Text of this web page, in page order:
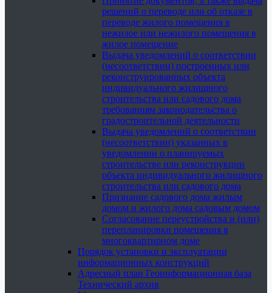
решений о переводе или об отказе в
переводе жилого помещения в
нежилое или нежилого помещения в
жилое помещение
Выдача уведомлений о соответствии
(несоответствии) построенных или
реконструированных объекта
индивидуального жилищного
строительства или садового дома
требованиям законодательства о
градостроительной деятельности
Выдача уведомлений о соответствии
(несоответствии) указанных в
уведомлении о планируемых
строительстве или реконструкции
объекта индивидуального жилищного
строительства или садового дома
Признание садового дома жилым
домом и жилого дома садовым домом
Согласование переустройства и (или)
перепланировки помещения в
многоквартирном доме
Порядок установки и эксплуатации
информационных конструкций
Адресный план Геоинформационная база
Технический архив